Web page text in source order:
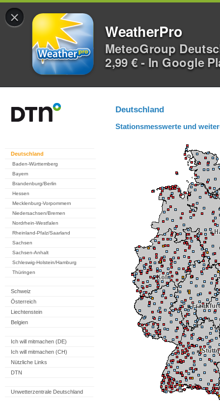
×
WeatherPro
MeteoGroup
2,99 € - In Google
Deutschland
Baden-Württemberg
Bayern
Brandenburg/Berlin
Hessen
Mecklenburg-Vorpommern
Niedersachsen/Bremen
Nordrhein-Westfalen
Rheinland-Pfalz/Saarland
Sachsen
Sachsen-Anhalt
Schleswig-Holstein/Hamburg
Thüringen
Schweiz
Österreich
Liechtenstein
Belgien
Ich will mitmachen (DE)
Ich will mitmachen (CH)
Nützliche Links
DTN
Unwetterzentrale Deutschland
Deutschland
Stationsmesswerte und